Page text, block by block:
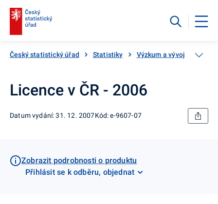
Český statistický úřad Statistiky Výzkum a vývoj
Licence v ČR - 2006
Datum vydání: 31. 12. 2007Kód: e-9607-07
Zobrazit podrobnosti o produktu
Přihlásit se k odběru, objednat